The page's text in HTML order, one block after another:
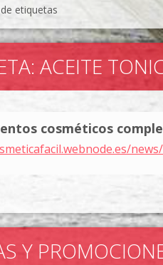
etiquetas
ACEITE
cosméticos
Y